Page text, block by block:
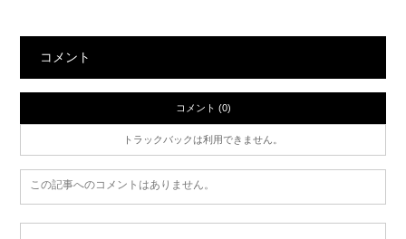
コメント
コメント (0)
トラックバックは利用できません。
この記事へのコメントはありません。